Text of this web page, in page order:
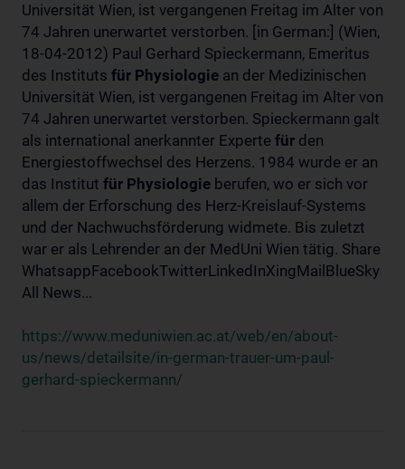
Universität Wien, ist vergangenen Freitag im Alter von
74 Jahren unerwartet verstorben. [in German:] (Wien,
18-04-2012) Paul Gerhard Spieckermann, Emeritus
des Instituts für Physiologie an der Medizinischen
Universität Wien, ist vergangenen Freitag im Alter von
74 Jahren unerwartet verstorben. Spieckermann galt
als international anerkannter Experte für den
Energiestoffwechsel des Herzens. 1984 wurde er an
das Institut für Physiologie berufen, wo er sich vor
allem der Erforschung des Herz-Kreislauf-Systems
und der Nachwuchsförderung widmete. Bis zuletzt
war er als Lehrender an der MedUni Wien tätig. Share
WhatsappFacebookTwitterLinkedInXingMailBlueSky
All News...
https://www.meduniwien.ac.at/web/en/about-
us/news/detailsite/in-german-trauer-um-paul-
gerhard-spieckermann/